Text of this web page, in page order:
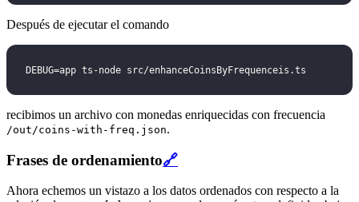
Después de ejecutar el comando
DEBUG=app ts-node src/enhanceCoinsByFrequenceis.ts
recibimos un archivo con monedas enriquecidas con frecuencia
/out/coins-with-freq.json.
Frases de ordenamiento🔗
Ahora echemos un vistazo a los datos ordenados con respecto a la